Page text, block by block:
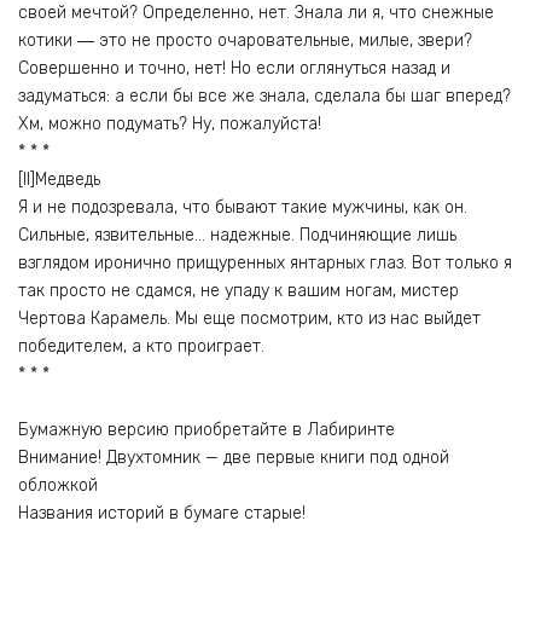
своей мечтой? Определенно, нет. Знала ли я, что снежные
котики ― это не просто очаровательные, милые, звери?
Совершенно и точно, нет! Но если оглянуться назад и
задуматься: а если бы все же знала, сделала бы шаг вперед?
Хм, можно подумать? Ну, пожалуйста!
* * *
[II]Медведь
Я и не подозревала, что бывают такие мужчины, как он.
Сильные, язвительные… надежные. Подчиняющие лишь
взглядом иронично прищуренных янтарных глаз. Вот только я
так просто не сдамся, не упаду к вашим ногам, мистер
Чертова Карамель. Мы еще посмотрим, кто из нас выйдет
победителем, а кто проиграет.
* * *
Бумажную версию приобретайте в Лабиринте
Внимание! Двухтомник — две первые книги под одной
обложкой
Названия историй в бумаге старые!